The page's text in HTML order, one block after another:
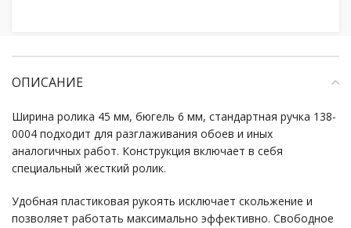
ОПИСАНИЕ
Ширина ролика 45 мм, бюгель 6 мм, стандартная ручка 138-
0004 подходит для разглаживания обоев и иных
аналогичных работ. Конструкция включает в себя
специальный жесткий ролик.
Удобная пластиковая рукоять исключает скольжение и
позволяет работать максимально эффективно. Свободное